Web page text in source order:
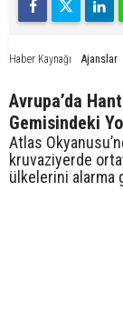
Haber Kaynağı Ajanslar
Avrupa’da
Gemisindeki
Atlas
kruvaziyerde
ülkelerini alarma